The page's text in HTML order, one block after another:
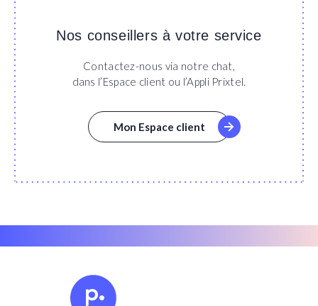
Nos conseillers à votre service
Contactez-nous via notre chat,
dans l’Espace client ou l’Appli Prixtel.
Mon Espace client